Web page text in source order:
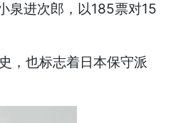
进次郎，以185票对15
，也标志着日本保守派